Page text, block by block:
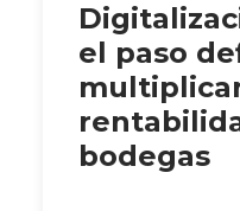
el paso
bodegas